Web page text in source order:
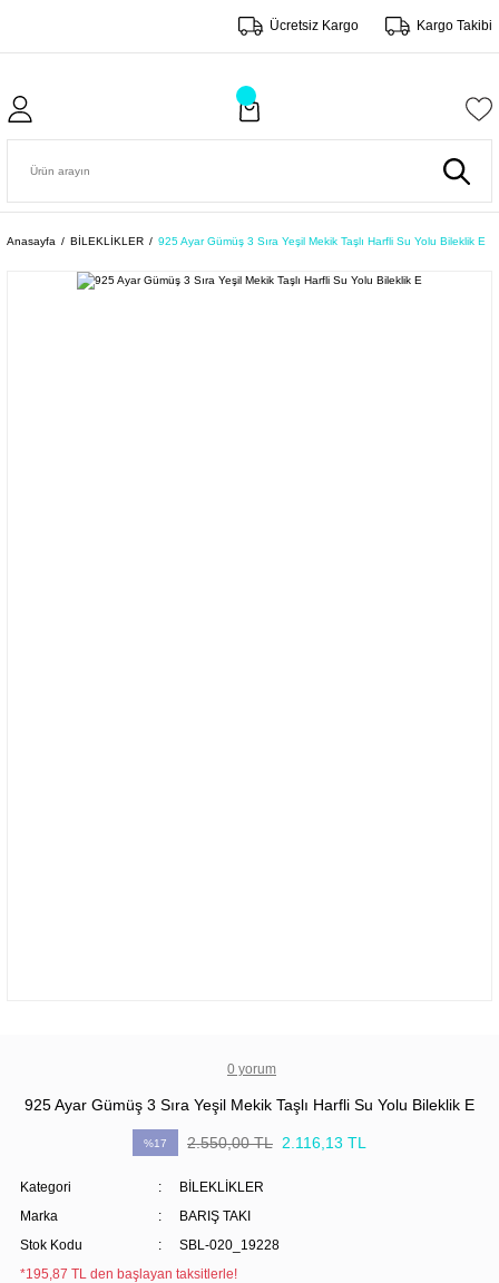
Ücretsiz Kargo Kargo Takibi
Anasayfa BİLEKLİKLER 925 Ayar Gümüş 3 Sıra Yeşil Mekik Taşlı Harfli Su Yolu Bileklik E
0 yorum
925 Ayar Gümüş 3 Sıra Yeşil Mekik Taşlı Harfli Su Yolu Bileklik E
%17 2.550,00 TL 2.116,13 TL
Kategori
BİLEKLİKLER
Marka
BARIŞ TAKI
Stok Kodu
SBL-020_19228
*195,87 TL den başlayan taksitlerle!